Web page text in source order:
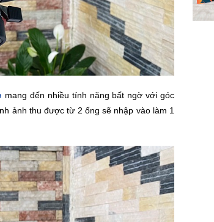
mang đến nhiều tính năng bất ngờ với góc
ảnh thu được từ 2 ống sẽ nhập vào làm 1